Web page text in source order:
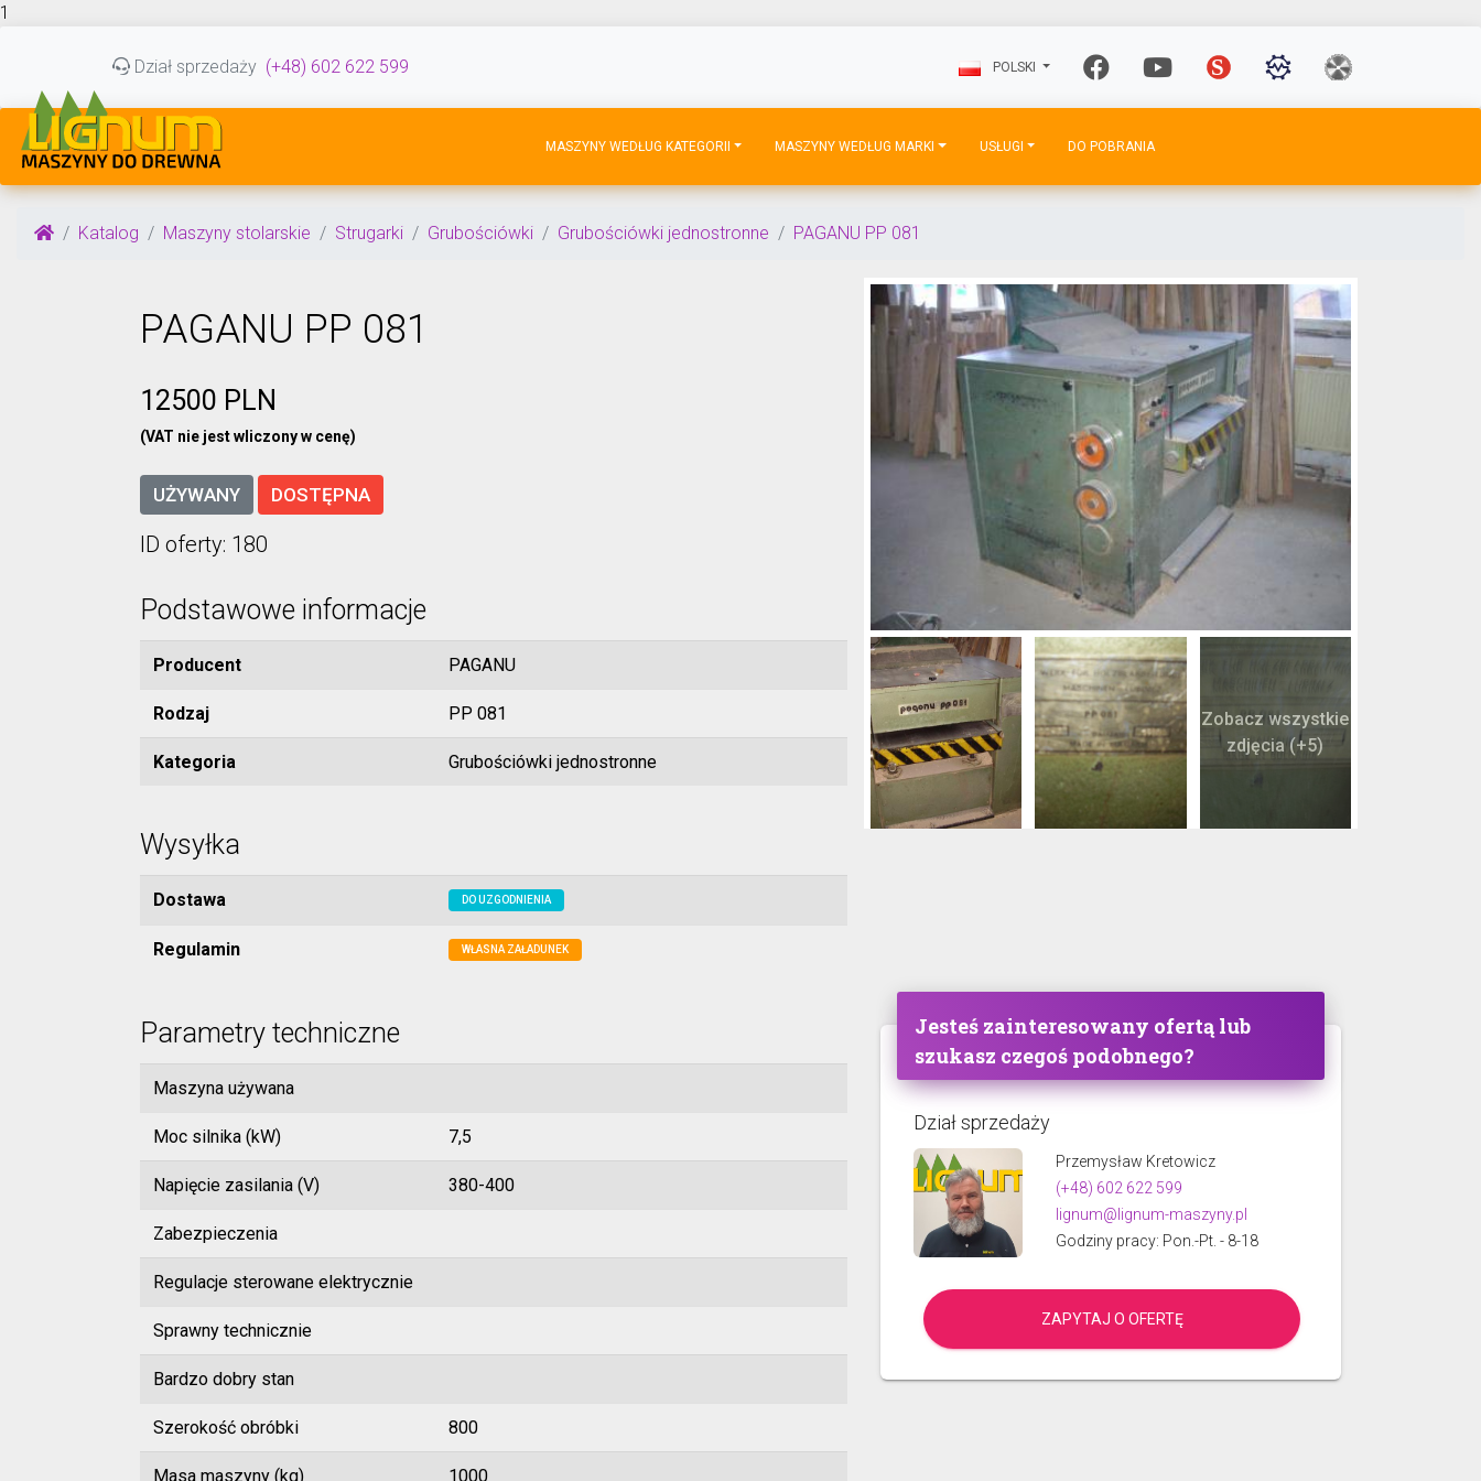
1
Dział sprzedaży (+48) 602 622 599 POLSKI
MASZYNY WEDŁUG KATEGORII MASZYNY WEDŁUG MARKI USŁUGI DO POBRANIA
Katalog Maszyny stolarskie Strugarki Grubościówki Grubościówki jednostronne PAGANU PP 081
PAGANU PP 081
12500 PLN
(VAT nie jest wliczony w cenę)
UŻYWANY DOSTĘPNA
ID oferty: 180
Podstawowe informacje
Producent PAGANU
Rodzaj PP 081
Kategoria Grubościówki jednostronne
Wysyłka
Dostawa DO UZGODNIENIA
Regulamin WŁASNA ZAŁADUNEK
Zobacz wszystkie
zdjęcia (+5)
Jesteś zainteresowany ofertą lub
szukasz czegoś podobnego?
Dział sprzedaży
Przemysław Kretowicz
(+48) 602 622 599
lignum@lignum-maszyny.pl
Godziny pracy: Pon.-Pt. - 8-18
ZAPYTAJ O OFERTĘ
Parametry techniczne
Maszyna używana
Moc silnika (kW) 7,5
Napięcie zasilania (V) 380-400
Zabezpieczenia
Regulacje sterowane elektrycznie
Sprawny technicznie
Bardzo dobry stan
Szerokość obróbki 800
Masa maszyny (kg) 1000